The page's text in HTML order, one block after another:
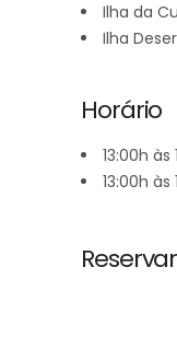
Ilha da
Ilha
Horário
13:00h às
13:00h às
Reservar